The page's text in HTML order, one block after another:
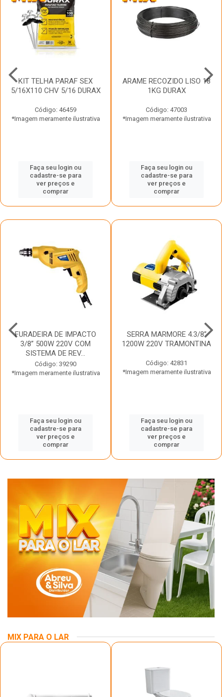
KIT TELHA PARAF SEX
5/16X110 CHV 5/16 DURAX
Código: 46459
*Imagem meramente ilustrativa
Faça seu login ou
cadastre-se para
ver preços e
comprar
ARAME RECOZIDO LISO 18
1KG DURAX
Código: 47003
*Imagem meramente ilustrativa
Faça seu login ou
cadastre-se para
ver preços e
comprar
FURADEIRA DE IMPACTO
3/8” 500W 220V COM
SISTEMA DE REV...
Código: 39290
*Imagem meramente ilustrativa
Faça seu login ou
cadastre-se para
ver preços e
comprar
SERRA MARMORE 4.3/8”
1200W 220V TRAMONTINA
Código: 42831
*Imagem meramente ilustrativa
Faça seu login ou
cadastre-se para
ver preços e
comprar
MIX PARA O LAR